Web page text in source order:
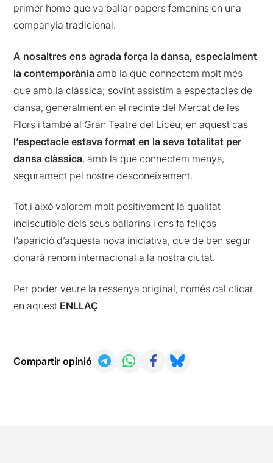
primer home que va ballar papers femenins en una
companyia tradicional.
A nosaltres ens agrada força la dansa, especialment
la contemporània amb la que connectem molt més
que amb la clàssica; sovint assistim a espectacles de
dansa, generalment en el recinte del Mercat de les
Flors i també al Gran Teatre del Liceu; en aquest cas
l’espectacle estava format en la seva totalitat per
dansa clàssica, amb la que connectem menys,
segurament pel nostre desconeixement.
Tot i això valorem molt positivament la qualitat
indiscutible dels seus ballarins i ens fa feliços
l’aparició d’aquesta nova iniciativa, que de ben segur
donarà renom internacional a la nostra ciutat.
Per poder veure la ressenya original, només cal clicar
en aquest ENLLAÇ
Compartir opinió